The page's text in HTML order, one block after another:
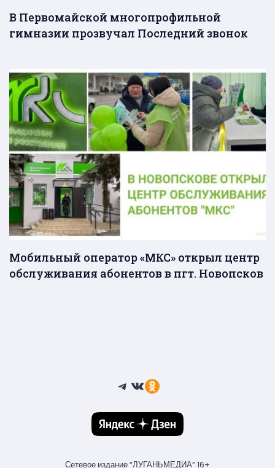
В Первомайской многопрофильной
гимназии прозвучал Последний звонок
Мобильный оператор «МКС» открыл центр
обслуживания абонентов в пгт. Новопсков
Telegram
ВКонтакте
Ссылка
Сетевое издание “ЛУГАНЬМЕДИА” 16+